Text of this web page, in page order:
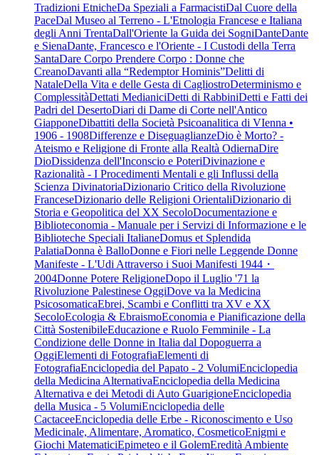
Tradizioni EtnicheDa Speziali a FarmacistiDal Cuore della
PaceDal Museo al Terreno - L'Etnologia Francese e Italiana
degli Anni TrentaDall'Oriente la Guida dei SogniDanteDante
e SienaDante, Francesco e l'Oriente - I Custodi della Terra
SantaDare Corpo Prendere Corpo : Donne che
CreanoDavanti alla “Redemptor Hominis”Delitti di
NataleDella Vita e delle Gesta di CagliostroDeterminismo e
ComplessitàDettati MedianiciDetti di RabbiniDetti e Fatti dei
Padri del DesertoDiari di Dame di Corte nell'Antico
GiapponeDibattiti della Società Psicoanalitica di VIenna •
1906 - 1908Differenze e DiseguaglianzeDio è Morto? -
Ateismo e Religione di Fronte alla Realtà OdiernaDire
DioDissidenza dell'Inconscio e PoteriDivinazione e
Razionalità - I Procedimenti Mentali e gli Influssi della
Scienza DivinatoriaDizionario Critico della Rivoluzione
FranceseDizionario delle Religioni OrientaliDizionario di
Storia e Geopolitica del XX SecoloDocumentazione e
Biblioteconomia - Manuale per i Servizi di Informazione e le
Biblioteche Speciali ItalianeDomus et Splendida
PalatiaDonna è BalloDonne e Fiori nelle Leggende Donne
Manifeste - L'Udi Attraverso i Suoi Manifesti 1944・
2004Donne Potere ReligioneDopo il Luglio '71 la
Rivoluzione Palestinese OggiDove va la Medicina
PsicosomaticaEbrei, Scambi e Conflitti tra XV e XX
SecoloEcologia & EbraismoEconomia e Pianificazione della
Città SostenibileEducazione e Ruolo Femminile - La
Condizione delle Donne in Italia dal Dopoguerra a
OggiElementi di FotografiaElementi di
FotografiaEnciclopedia del Papato - 2 VolumiEnciclopedia
della Medicina AlternativaEnciclopedia della Medicina
Alternativa e dei Metodi di Auto GuarigioneEnciclopedia
della Musica - 5 VolumiEnciclopedia delle
CactaceeEnciclopedia delle Erbe - Riconoscimento e Uso
Medicinale, Alimentare, Aromatico, CosmeticoEnigmi e
Giochi MatematiciEpimeteo e il GolemEredità Ambiente